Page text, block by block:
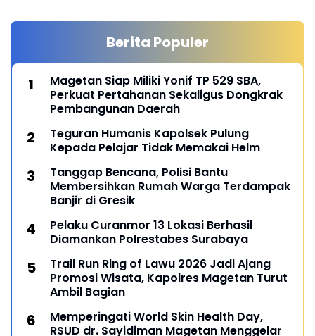
Berita Populer
Magetan Siap Miliki Yonif TP 529 SBA,
Perkuat Pertahanan Sekaligus Dongkrak
Pembangunan Daerah
Teguran Humanis Kapolsek Pulung
Kepada Pelajar Tidak Memakai Helm
Tanggap Bencana, Polisi Bantu
Membersihkan Rumah Warga Terdampak
Banjir di Gresik
Pelaku Curanmor 13 Lokasi Berhasil
Diamankan Polrestabes Surabaya
Trail Run Ring of Lawu 2026 Jadi Ajang
Promosi Wisata, Kapolres Magetan Turut
Ambil Bagian
Memperingati World Skin Health Day,
RSUD dr. Sayidiman Magetan Menggelar